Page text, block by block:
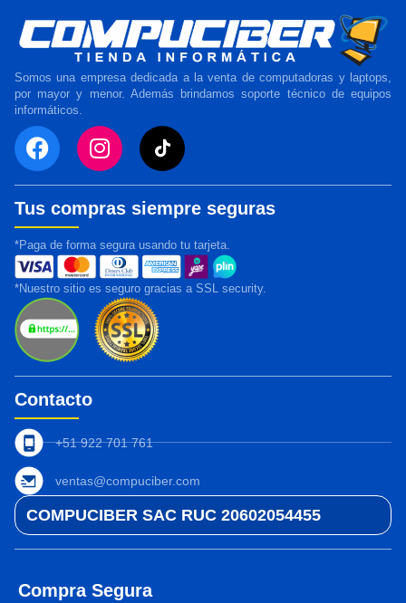
Somos una empresa dedicada a la venta de computadoras y laptops,
por mayor y menor. Además brindamos soporte técnico de equipos
informáticos.
Tus compras siempre seguras
*Paga de forma segura usando tu tarjeta.
*Nuestro sitio es seguro gracias a SSL security.
Contacto
+51 922 701 761
ventas@compuciber.com
COMPUCIBER SAC RUC 20602054455
Compra Segura